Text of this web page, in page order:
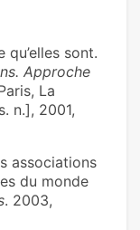
qu’elles sont.
Approche
La
n.], 2001,
associations
du monde
. 2003,